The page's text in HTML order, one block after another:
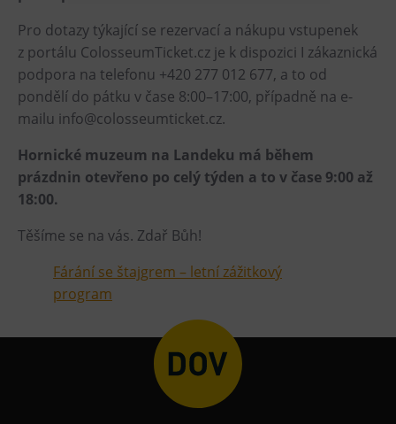
Heligonka
HopJump
Lezecká stěna
Národní zemědělské muzeum
FUTUREUM
Prohlídky
Dolní Vítkovice
Hornické muzeum
Kavárna Velký Svět techniky
Pro dotazy týkající se rezervací a nákupu vstupenek
z portálu ColosseumTicket.cz je k dispozici I zákaznická
podpora na telefonu +420 277 012 677, a to od
pondělí do pátku v čase 8:00–17:00, případně na e-
mailu info@colosseumticket.cz.
Hornické muzeum na Landeku má během
prázdnin otevřeno po celý týden a to v čase 9:00 až
18:00.
Těšíme se na vás. Zdař Bůh!
Fárání se štajgrem – letní zážitkový
program